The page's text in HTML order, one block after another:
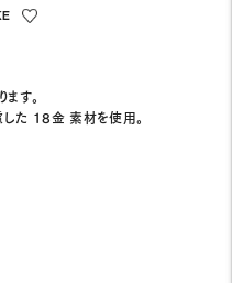
す。
た 18金 素材を使用。